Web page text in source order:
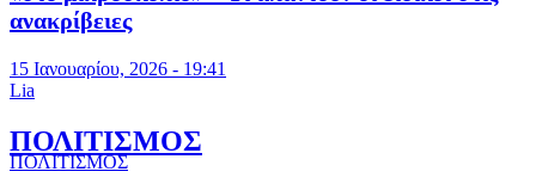
ανακρίβειες
15 Ιανουαρίου, 2026 - 19:41
Lia
ΠΟΛΙΤΙΣΜΟΣ
ΠΟΛΙΤΙΣΜΟΣ